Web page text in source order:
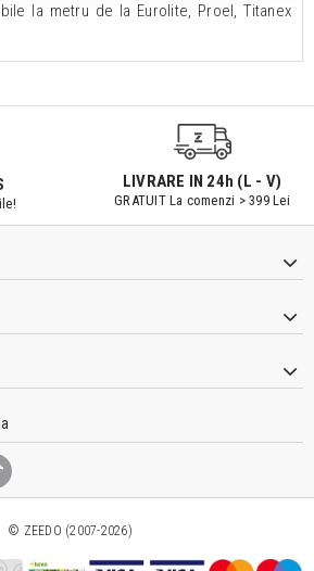
la metru de la Eurolite, Proel, Titanex
LIVRARE IN 24h (L - V)
GRATUIT La comenzi > 399 Lei
© ZEEDO (2007-2026)